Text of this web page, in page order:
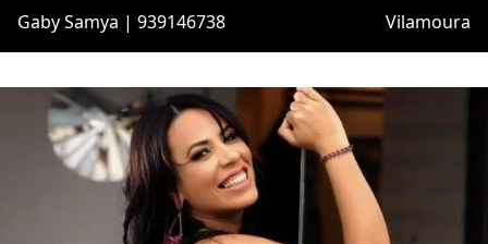
Gaby Samya | 939146738 Vilamoura